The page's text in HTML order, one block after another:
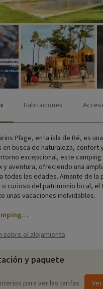
Habitaciones Acceso
Plage, en la isla de Ré, es
en busca de naturaleza, confort
excepcional, este camping
y aventura, ofreciendo una
todas las edades. Amante de la
curioso del patrimonio local, el
unas vacaciones inolvidables.
ocio están disponibles in situ y
que se ofrecen en
juvenil. Por último, pero no por
de pan, la lavandería y el
sobre el alojamiento
y paquete
para ver las tarifas